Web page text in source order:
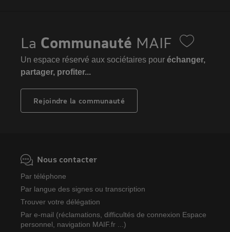
La Communauté MAIF
Un espace réservé aux sociétaires pour échanger,
partager, profiter...
Rejoindre la communauté
Nous contacter
Par téléphone
Par langue des signes ou transcription
Trouver votre délégation
Par e-mail (réclamations, difficultés de connexion Espace
personnel, navigation MAIF.fr ...)